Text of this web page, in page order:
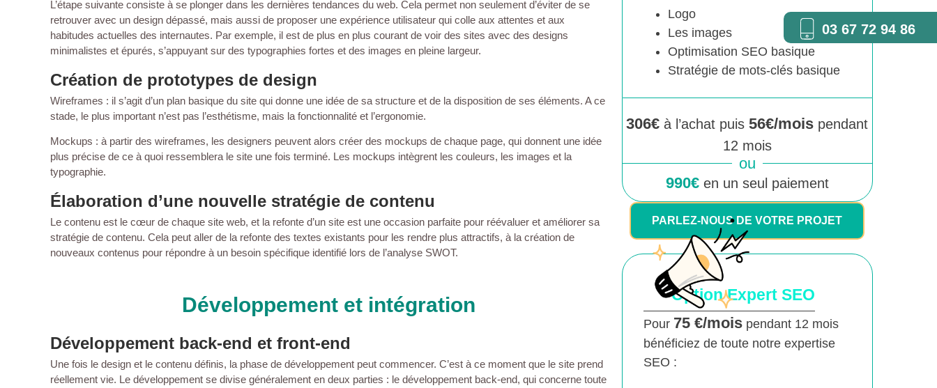
L’étape suivante consiste à se plonger dans les dernières tendances du web. Cela permet non seulement d’éviter de se
retrouver avec un design dépassé, mais aussi de proposer une expérience utilisateur qui colle aux attentes et aux
habitudes actuelles des internautes. Par exemple, il est de plus en plus courant de voir des sites avec des designs
minimalistes et épurés, s’appuyant sur des typographies fortes et des images en pleine largeur.
Création de prototypes de design
Wireframes : il s’agit d’un plan basique du site qui donne une idée de sa structure et de la disposition de ses éléments. A ce
stade, le plus important n’est pas l’esthétisme, mais la fonctionnalité et l’ergonomie.
Mockups : à partir des wireframes, les designers peuvent alors créer des mockups de chaque page, qui donnent une idée
plus précise de ce à quoi ressemblera le site une fois terminé. Les mockups intègrent les couleurs, les images et la
typographie.
Élaboration d’une nouvelle stratégie de contenu
Le contenu est le cœur de chaque site web, et la refonte d’un site est une occasion parfaite pour réévaluer et améliorer sa
stratégie de contenu. Cela peut aller de la refonte des textes existants pour les rendre plus attractifs, à la création de
nouveaux contenus pour répondre à un besoin spécifique identifié lors de l’analyse SWOT.
Développement et intégration
Développement back-end et front-end
Une fois le design et le contenu définis, la phase de développement peut commencer. C’est à ce moment que le site prend
réellement vie. Le développement se divise généralement en deux parties : le développement back-end, qui concerne toute
Logo
Les images
Optimisation SEO basique
Stratégie de mots-clés basique
306€à l’achat puis56€/mois pendant
12 mois
ou
990€en un seul paiement
PARLEZ-NOUS DE VOTRE PROJET
Option Expert SEO
Pour 75 €/moispendant 12 mois
bénéficiez de toute notre expertise
SEO :
03 67 72 94 86